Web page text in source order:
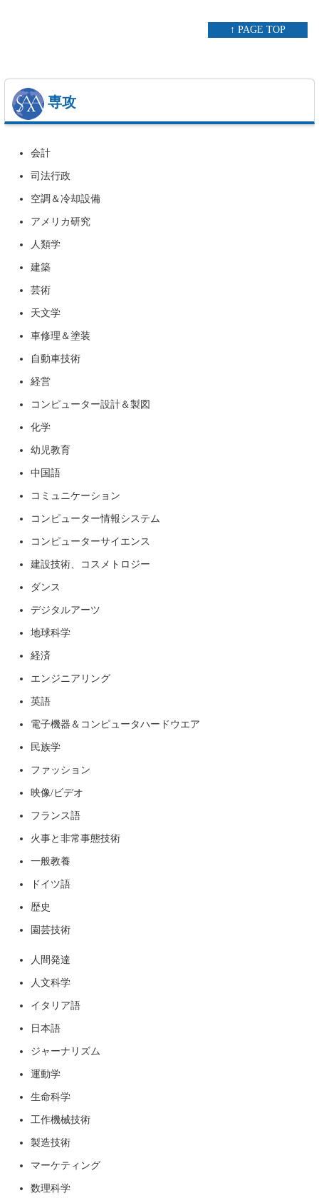
↑ PAGE TOP
専攻
会計
司法行政
空調＆冷却設備
アメリカ研究
人類学
建築
芸術
天文学
車修理＆塗装
自動車技術
経営
コンピューター設計＆製図
化学
幼児教育
中国語
コミュニケーション
コンピューター情報システム
コンピューターサイエンス
建設技術、コスメトロジー
ダンス
デジタルアーツ
地球科学
経済
エンジニアリング
英語
電子機器＆コンピュータハードウエア
民族学
ファッション
映像/ビデオ
フランス語
火事と非常事態技術
一般教養
ドイツ語
歴史
園芸技術
人間発達
人文科学
イタリア語
日本語
ジャーナリズム
運動学
生命科学
工作機械技術
製造技術
マーケティング
数理科学